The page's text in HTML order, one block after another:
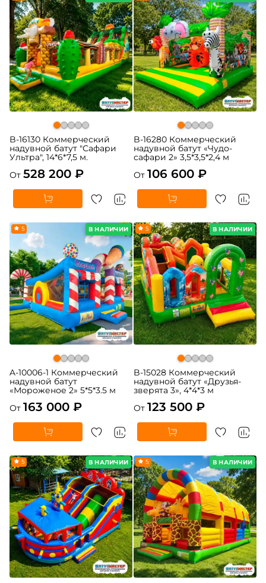
B-16130 Коммерческий
надувной батут "Сафари
Ультра", 14*6*7,5 м.
От 528 200 ₽
B-16280 Коммерческий
надувной батут «Чудо-
сафари 2» 3,5*3,5*2,4 м
От 106 600 ₽
В НАЛИЧИИ
5
A-10006-1 Коммерческий
надувной батут
«Мороженое 2» 5*5*3.5 м
От 163 000 ₽
В НАЛИЧИИ
5
B-15028 Коммерческий
надувной батут «Друзья-
зверята 3», 4*4*3 м
От 123 500 ₽
В НАЛИЧИИ
5 В НАЛИЧИИ
5